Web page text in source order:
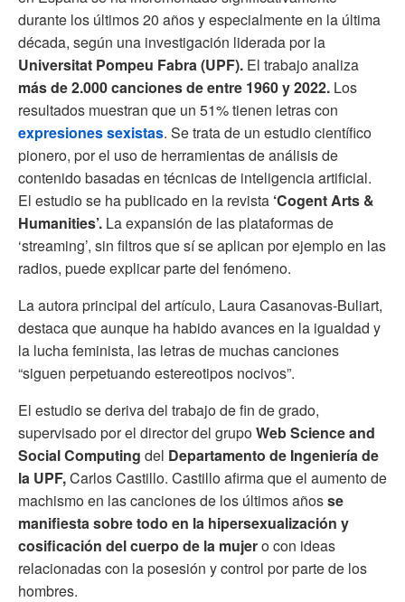
durante los últimos 20 años y especialmente en la última
década, según una investigación liderada por la
Universitat Pompeu Fabra (UPF). El trabajo analiza
más de 2.000 canciones de entre 1960 y 2022. Los
resultados muestran que un 51% tienen letras con
expresiones sexistas. Se trata de un estudio científico
pionero, por el uso de herramientas de análisis de
contenido basadas en técnicas de inteligencia artificial.
El estudio se ha publicado en la revista ‘Cogent Arts &
Humanities’. La expansión de las plataformas de
‘streaming’, sin filtros que sí se aplican por ejemplo en las
radios, puede explicar parte del fenómeno.
La autora principal del artículo, Laura Casanovas-Buliart,
destaca que aunque ha habido avances en la igualdad y
la lucha feminista, las letras de muchas canciones
“siguen perpetuando estereotipos nocivos”.
El estudio se deriva del trabajo de fin de grado,
supervisado por el director del grupoWeb Science and
Social Computing del Departamento de Ingeniería de
la UPF,Carlos Castillo. Castillo afirma que el aumento de
machismo en las canciones de los últimos añosse
manifiesta sobre todo en la hipersexualización y
cosificación del cuerpo de la mujero con ideas
relacionadas con la posesión y control por parte de los
hombres.